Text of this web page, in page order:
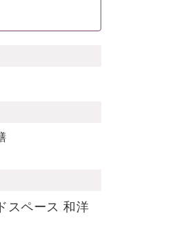
スペース 和洋